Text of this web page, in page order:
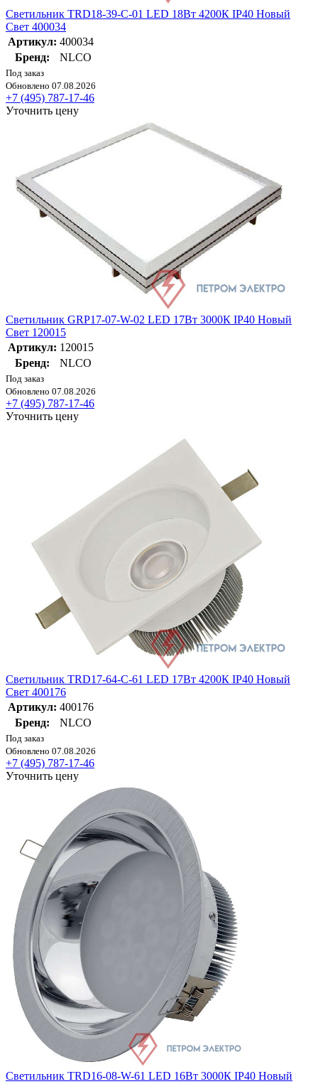
Светильник TRD18-39-C-01 LED 18Вт 4200К IP40 Новый
Свет 400034
Артикул: 400034
Бренд:
NLCO
Под заказ
Обновлено 07.08.2026
+7 (495) 787-17-46
Уточнить цену
Светильник GRP17-07-W-02 LED 17Вт 3000К IP40 Новый
Свет 120015
Артикул: 120015
Бренд:
NLCO
Под заказ
Обновлено 07.08.2026
+7 (495) 787-17-46
Уточнить цену
Светильник TRD17-64-C-61 LED 17Вт 4200К IP40 Новый
Свет 400176
Артикул: 400176
Бренд:
NLCO
Под заказ
Обновлено 07.08.2026
+7 (495) 787-17-46
Уточнить цену
Светильник TRD16-08-W-61 LED 16Вт 3000К IP40 Новый